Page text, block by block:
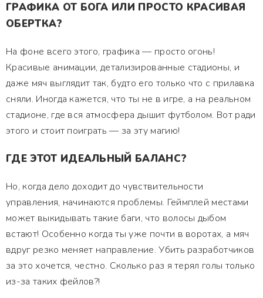
ГРАФИКА ОТ БОГА ИЛИ ПРОСТО КРАСИВАЯ
ОБЕРТКА?
На фоне всего этого, графика — просто огонь!
Красивые анимации, детализированные стадионы, и
даже мяч выглядит так, будто его только что с прилавка
сняли. Иногда кажется, что ты не в игре, а на реальном
стадионе, где вся атмосфера дышит футболом. Вот ради
этого и стоит поиграть — за эту магию!
ГДЕ ЭТОТ ИДЕАЛЬНЫЙ БАЛАНС?
Но, когда дело доходит до чувствительности
управления, начинаются проблемы. Геймплей местами
может выкидывать такие баги, что волосы дыбом
встают! Особенно когда ты уже почти в воротах, а мяч
вдруг резко меняет направление. Убить разработчиков
за это хочется, честно. Сколько раз я терял голы только
из-за таких фейлов?!